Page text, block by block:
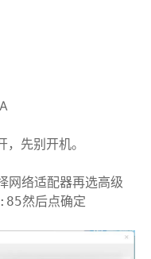
先别开机。
网络适配器再选高级
然后点确定